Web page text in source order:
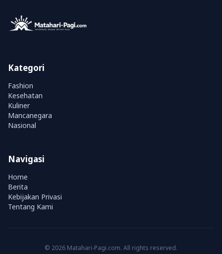
Kategori
Fashion
Kesehatan
Kuliner
Mancanegara
Nasional
Navigasi
Home
Berita
Kebijakan Privasi
Tentang Kami
© 2026 Matahari-Pagi.com. All rights reserved.